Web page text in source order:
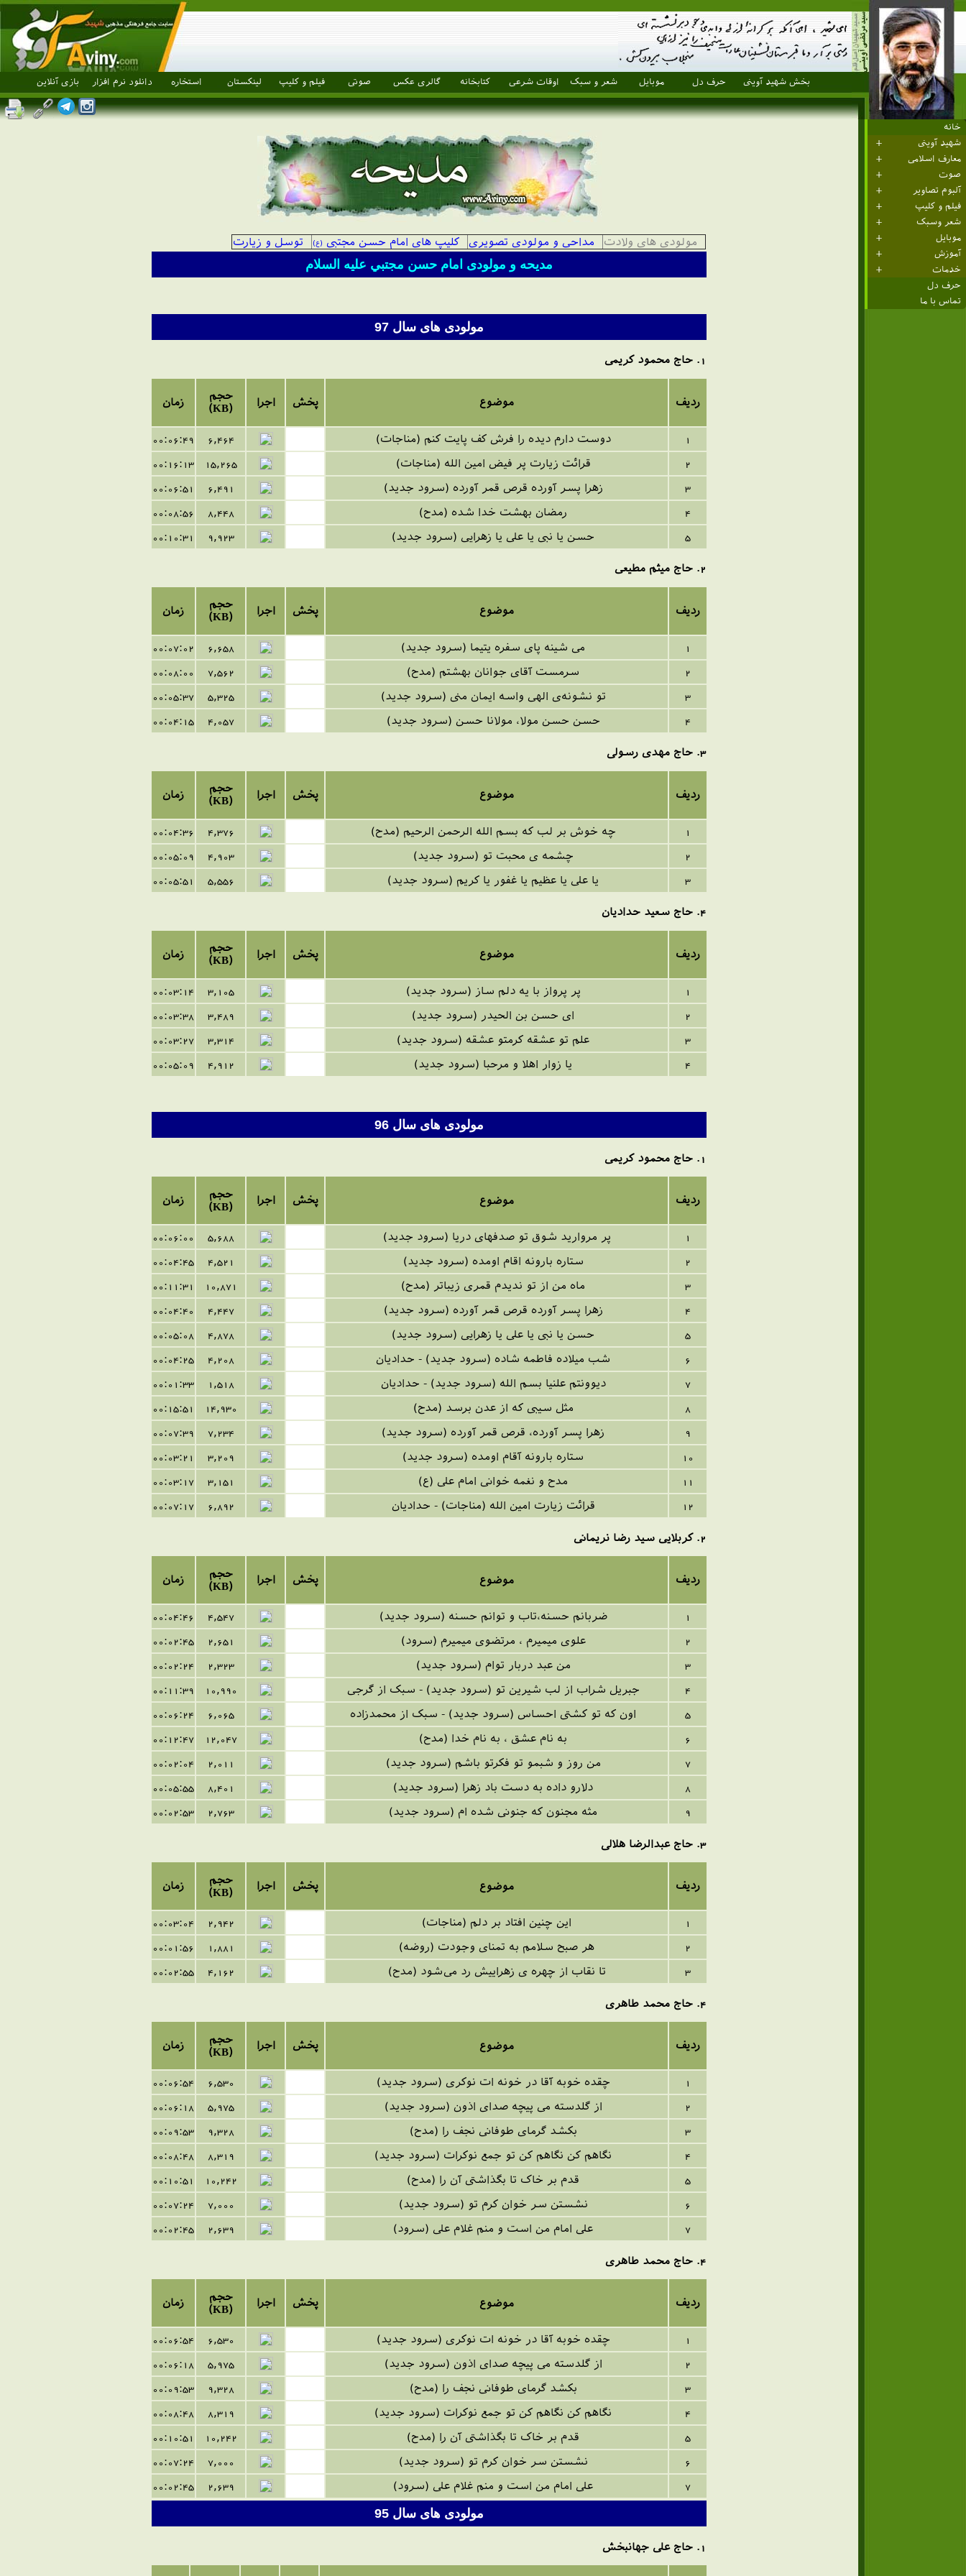
بخش شهید آوینی حرف دل موبایل شعر و سبک اوقات شرعی کتابخانه گالری عکس صوتی فیلم و کلیپ لینکستان استخاره دانلود نرم افزار بازی آنلاین
خانه
شهید آوینی
معارف اسلامی
صوت
آلبوم تصاویر
فیلم و کلیپ
شعر وسبک
موبایل
آموزش
خدمات
حرف دل
تماس با ما
مولودی های ولادت مداحی و مولودی تصویری کلیپ های امام حسن مجتبی (ع) توسل و زیارت
مديحه و مولودی امام حسن مجتبي علیه السلام
مولودی های سال 9 7
1 . حاج محمود کریمی
ردیف موضوع پخش اجرا
حجم
(KB)
زمان
1 دوست دارم دیده را فرش کف پایت کنم (مناجات) 6,464
00:06:49
2
قرائت زیارت پر فیض امین الله (مناجات) 15,265
00:16:13
3
زهرا پسر آورده قرص قمر آورده (سرود جدید) 6,491
00:06:51
4
رمضان بهشت خدا شده (مدح) 8,448
00:08:56
5
حسن یا نبی یا علی یا زهرایی (سرود جدید) 9,923
00:10:31
2. حاج میثم مطیعی
ردیف موضوع پخش اجرا
حجم
(KB)
زمان
1 می شینه پای سفره یتیما (سرود جدید) 6,658
00:07:02
2
سرمست آقای جوانان بهشتم (مدح) 7,562
00:08:00
3
تو نشونه‌ی الهی واسه ایمان منی (سرود جدید) 5,325
00:05:37
4
حسن حسن مولا، مولانا حسن (سرود جدید) 4,057
00:04:15
3. حاج مهدی رسولی
ردیف موضوع پخش اجرا
حجم
(KB)
زمان
1 چه خوش بر لب که بسم الله الرحمن الرحیم (مدح) 4,376
00:04:36
2
چشمه ی محبت تو (سرود جدید) 4,903
00:05:09
3
یا علی یا عظیم یا غفور یا کریم (سرود جدید) 5,556
00:05:51
4. حاج سعید حدادیان
ردیف موضوع پخش اجرا
حجم
(KB)
زمان
1 پر پرواز با یه دلم ساز (سرود جدید) 3,105
00:03:14
2
ای حسن بن الحیدر (سرود جدید) 3,489
00:03:38
3
علم تو عشقه کرمتو عشقه (سرود جدید) 3,314
00:03:27
4
یا زوار اهلا و مرحبا (سرود جدید) 4,912
00:05:09
مولودی های سال 9 6
1 . حاج محمود کریمی
ردیف موضوع پخش اجرا
حجم
(KB)
زمان
1 پر مروارید شوق تو صدفهای دریا (سرود جدید) 5,688
00:06:00
2
ستاره بارونه اقام اومده (سرود جدید) 4,521
00:04:45
3
ماه من از تو ندیدم قمری زیباتر (مدح) 10,871
00:11:31
4
زهرا پسر آورده قرص قمر آورده (سرود جدید) 4,447
00:04:40
5
حسن یا نبی یا علی یا زهرایی (سرود جدید) 4,878
00:05:08
6
شب میلاده فاطمه شاده (سرود جدید) - حدادیان 4,208
00:04:25
7
دیوونتم علنیا بسم الله (سرود جدید) - حدادیان 1,518
00:01:33
8
مثل سیبی که از عدن برسد (مدح) 14,930
00:15:51
9
زهرا پسر آورده، قرص قمر آورده (سرود جدید) 7,234
00:07:39
10
ستاره بارونه آقام اومده (سرود جدید) 3,209
00:03:21
11
مدح و نغمه خوانی امام علی (ع) 3,151
00:03:17
12
قرائت زیارت امین الله (مناجات) - حدادیان 6,892
00:07:17
2. کربلایی سید رضا نریمانی
ردیف موضوع پخش اجرا
حجم
(KB)
زمان
1 ضربانم حسنه،تاب و توانم حسنه (سرود جدید) 4,547
00:04:46
2
علوی میمیرم ، مرتضوی میمیرم (سرود) 2,651
00:02:45
3
من عبد دربار توام (سرود جدید) 2,323
00:02:24
4
جبریل شراب از لب شیرین تو (سرود جدید) - سبک از گرجی 10,990
00:11:39
5
اون که تو کشتی احساس (سرود جدید) - سبک از محمدزاده 6,065
00:06:24
6
به نام عشق ، به نام خدا (مدح) 12,047
00:12:47
7
من روز و شبمو تو فکرتو باشم (سرود جدید) 2,011
00:02:04
8
دلارو داده به دست باد زهرا (سرود جدید) 8,401
00:05:55
9
مثه مجنون که جنونی شده ام (سرود جدید) 2,763
00:02:53
3. حاج عبدالرضا هلالی
ردیف موضوع پخش اجرا
حجم
(KB)
زمان
1 این چنین افتاد بر دلم (مناجات) 2,942
00:03:04
2
هر صبح سلامم به تمنای وجودت (روضه) 1,881
00:01:56
3
تا نقاب از چهره ی زهراییش رد می‌شود (مدح) 4,162
00:02:55
4. حاج محمد طاهری
ردیف موضوع پخش اجرا
حجم
(KB)
زمان
1 چقده خوبه آقا در خونه ات نوکری (سرود جدید) 6,530
00:06:54
2
از گلدسته می پیچه صدای اذون (سرود جدید) 5,975
00:06:18
3
بکشد گرمای طوفانی نجف را (مدح) 9,328
00:09:53
4
نگاهم کن نگاهم کن تو جمع نوکرات (سرود جدید) 8,319
00:08:48
5
قدم بر خاک تا بگذاشتی آن را (مدح) 10,242
00:10:51
6
نشستن سر خوان کرم تو (سرود جدید) 7,000
00:07:24
7
علی امام من است و منم غلام علی (سرود) 2,639
00:02:45
4. حاج محمد طاهری
ردیف موضوع پخش اجرا
حجم
(KB)
زمان
1 چقده خوبه آقا در خونه ات نوکری (سرود جدید) 6,530
00:06:54
2
از گلدسته می پیچه صدای اذون (سرود جدید) 5,975
00:06:18
3
بکشد گرمای طوفانی نجف را (مدح) 9,328
00:09:53
4
نگاهم کن نگاهم کن تو جمع نوکرات (سرود جدید) 8,319
00:08:48
5
قدم بر خاک تا بگذاشتی آن را (مدح) 10,242
00:10:51
6
نشستن سر خوان کرم تو (سرود جدید) 7,000
00:07:24
7
علی امام من است و منم غلام علی (سرود) 2,639
00:02:45
مولودی های سال 95
1 . حاج علی جهانبخش